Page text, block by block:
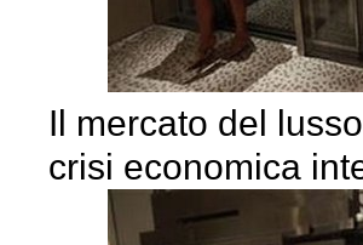
Il mercato del
crisi economica